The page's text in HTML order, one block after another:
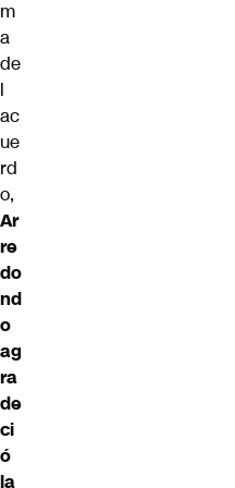
m
a
de
l
ac
ue
rd
o,
Ar
re
do
nd
o
ag
ra
de
ci
ó
la